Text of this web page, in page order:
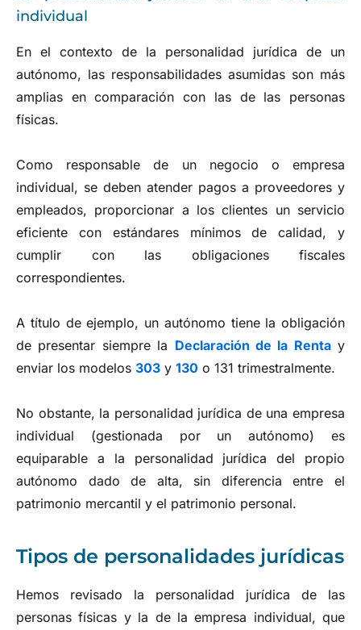
individual
En el contexto de la personalidad jurídica de un
autónomo, las responsabilidades asumidas son más
amplias en comparación con las de las personas
físicas.
Como responsable de un negocio o empresa
individual, se deben atender pagos a proveedores y
empleados, proporcionar a los clientes un servicio
eficiente con estándares mínimos de calidad, y
cumplir con las obligaciones fiscales
correspondientes.
A título de ejemplo, un autónomo tiene la obligación
de presentar siempre la Declaración de la Rentay
enviar los modelos 303 y 130 o 131 trimestralmente.
No obstante, la personalidad jurídica de una empresa
individual (gestionada por un autónomo) es
equiparable a la personalidad jurídica del propio
autónomo dado de alta, sin diferencia entre el
patrimonio mercantil y el patrimonio personal.
Tipos de personalidades jurídicas
Hemos revisado la personalidad jurídica de las
personas físicas y la de la empresa individual, que